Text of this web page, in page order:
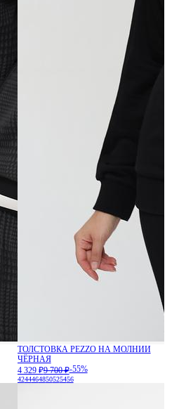
ТОЛСТОВКА PEZZO НА МОЛНИИ
ЧЁРНАЯ
4 329 ₽9 700 ₽-55%
4244464850525456